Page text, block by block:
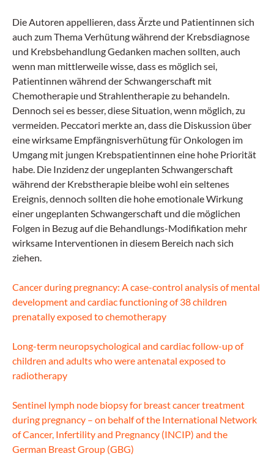
Die Autoren appellieren, dass Ärzte und Patientinnen sich
auch zum Thema Verhütung während der Krebsdiagnose
und Krebsbehandlung Gedanken machen sollten, auch
wenn man mittlerweile wisse, dass es möglich sei,
Patientinnen während der Schwangerschaft mit
Chemotherapie und Strahlentherapie zu behandeln.
Dennoch sei es besser, diese Situation, wenn möglich, zu
vermeiden. Peccatori merkte an, dass die Diskussion über
eine wirksame Empfängnisverhütung für Onkologen im
Umgang mit jungen Krebspatientinnen eine hohe Priorität
habe. Die Inzidenz der ungeplanten Schwangerschaft
während der Krebstherapie bleibe wohl ein seltenes
Ereignis, dennoch sollten die hohe emotionale Wirkung
einer ungeplanten Schwangerschaft und die möglichen
Folgen in Bezug auf die Behandlungs-Modifikation mehr
wirksame Interventionen in diesem Bereich nach sich
ziehen.
Cancer during pregnancy: A case-control analysis of mental
development and cardiac functioning of 38 children
prenatally exposed to chemotherapy
Long-term neuropsychological and cardiac follow-up of
children and adults who were antenatal exposed to
radiotherapy
Sentinel lymph node biopsy for breast cancer treatment
during pregnancy – on behalf of the International Network
of Cancer, Infertility and Pregnancy (INCIP) and the
German Breast Group (GBG)